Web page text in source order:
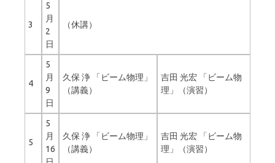
3
5
月
2
日
（休講）
4
5
月
9
日
久保 浄 「ビーム物理」
（講義）
吉田 光宏 「ビーム物
理」（演習）
5
5
月
16
久保 浄 「ビーム物理」
（講義）
吉田 光宏 「ビーム物
理」（演習）